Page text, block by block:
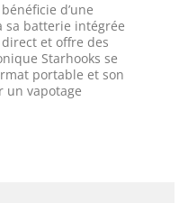
d’une
sa batterie intégrée
et offre des
Starhooks se
portable et son
un vapotage